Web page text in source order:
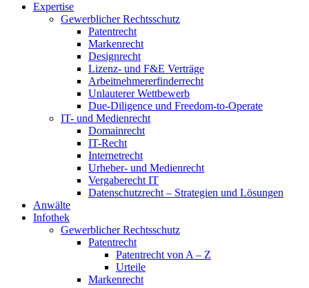
Expertise
Gewerblicher Rechtsschutz
Patentrecht
Markenrecht
Designrecht
Lizenz- und F&E Verträge
Arbeitnehmererfinderrecht
Unlauterer Wettbewerb
Due-Diligence und Freedom-to-Operate
IT- und Medienrecht
Domainrecht
IT-Recht
Internetrecht
Urheber- und Medienrecht
Vergaberecht IT
Datenschutzrecht – Strategien und Lösungen
Anwälte
Infothek
Gewerblicher Rechtsschutz
Patentrecht
Patentrecht von A – Z
Urteile
Markenrecht